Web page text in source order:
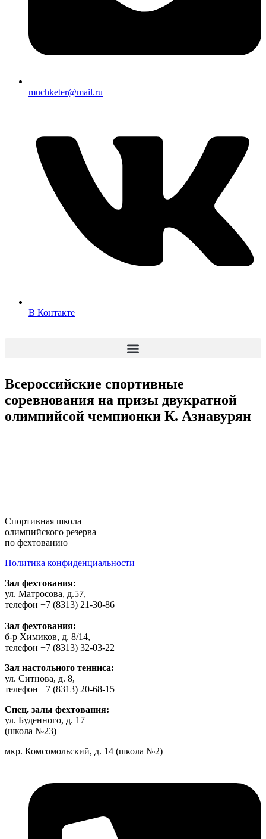
muchketer@mail.ru
В Контакте
Всероссийские спортивные
соревнования на призы двукратной
олимпийсой чемпионки К. Азнавурян
Cпортивная школа
олимпийского резерва
по фехтованию
Политика конфиденциальности
Зал фехтования:
ул. Матросова, д.57,
телефон +7 (8313) 21-30-86
Зал фехтования:
б-р Химиков, д. 8/14,
телефон +7 (8313) 32-03-22
Зал настольного тенниса:
ул. Ситнова, д. 8,
телефон +7 (8313) 20-68-15
Спец. залы фехтования:
ул. Буденного, д. 17
(школа №23)
мкр. Комсомольский, д. 14 (школа №2)